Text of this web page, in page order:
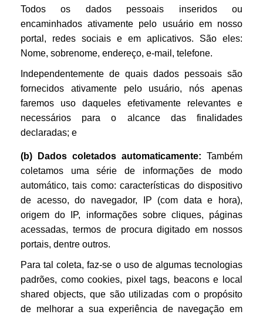
Todos os dados pessoais inseridos ou
encaminhados ativamente pelo usuário em nosso
portal, redes sociais e em aplicativos. São eles:
Nome, sobrenome, endereço, e-mail, telefone.
Independentemente de quais dados pessoais são
fornecidos ativamente pelo usuário, nós apenas
faremos uso daqueles efetivamente relevantes e
necessários para o alcance das finalidades
declaradas; e
(b) Dados coletados automaticamente: Também
coletamos uma série de informações de modo
automático, tais como: características do dispositivo
de acesso, do navegador, IP (com data e hora),
origem do IP, informações sobre cliques, páginas
acessadas, termos de procura digitado em nossos
portais, dentre outros.
Para tal coleta, faz-se o uso de algumas tecnologias
padrões, como cookies, pixel tags, beacons e local
shared objects, que são utilizadas com o propósito
de melhorar a sua experiência de navegação em